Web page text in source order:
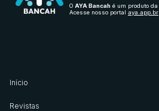
O AYA Bancah é um produto da
Acesse nosso portal aya.app.br
Início
Revistas